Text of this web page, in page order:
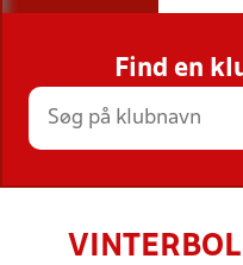
STILLINGER,
Find en